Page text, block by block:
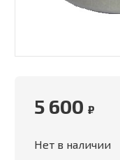
5 600 ₽
Нет в наличии